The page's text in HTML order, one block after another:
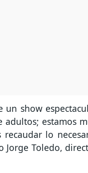
show
adultos; estamos
lo
Jorge Toledo,